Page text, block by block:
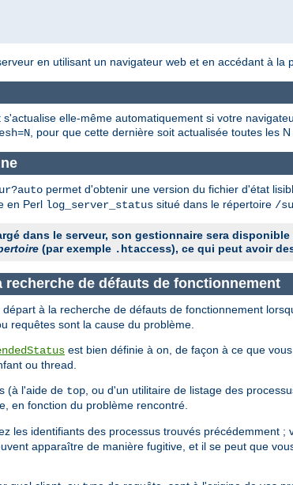
en utilisant un navigateur web et en accédant à la
elle-même automatiquement si votre
, pour que cette dernière soit actualisée toutes les
permet d'obtenir une version du fichier d'état
en Perl log_server_status situé dans le répertoire /
dans le serveur, son gestionnaire sera disponible
(par exemple .htaccess), ce qui peut avoir
de défauts de fonctionnement
à la recherche de défauts de fonctionnement
requêtes sont la cause du problème.
est bien définie à on, de façon à ce que
ou thread.
(à l'aide de top , ou d'un utilitaire de listage des
en fonction du problème rencontré.
les identifiants des processus trouvés précédemment
apparaître de manière fugitive, et il se peut que